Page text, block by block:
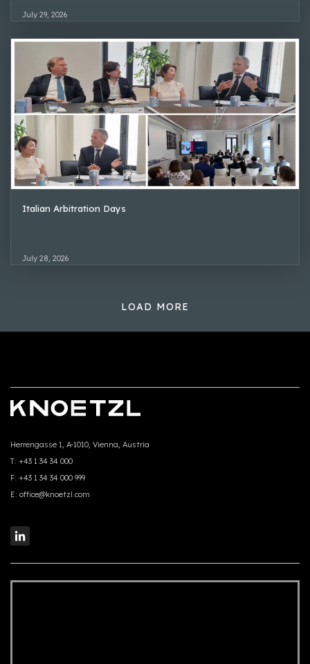
July 29, 2026
Italian Arbitration Days
July 28, 2026
LOAD MORE
Herrengasse 1, A-1010, Vienna, Austria
T: +43 1 34 34 000
F: +43 1 34 34 000 999
E: office@knoetzl.com